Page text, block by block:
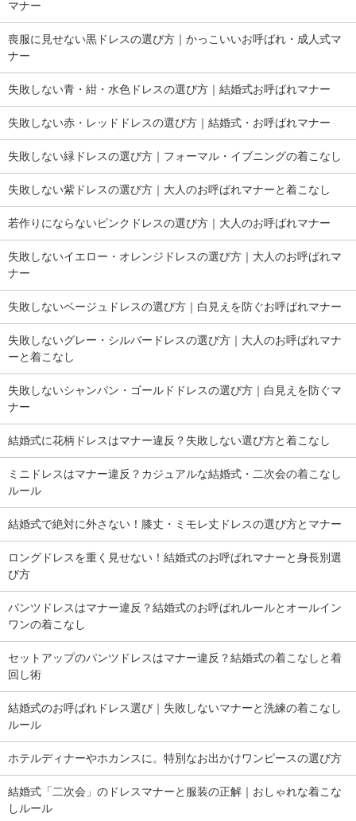
マナー
喪服に見せない黒ドレスの選び方｜かっこいいお呼ばれ・成人式マ
ナー
失敗しない青・紺・水色ドレスの選び方｜結婚式お呼ばれマナー
失敗しない赤・レッドドレスの選び方｜結婚式・お呼ばれマナー
失敗しない緑ドレスの選び方｜フォーマル・イブニングの着こなし
失敗しない紫ドレスの選び方｜大人のお呼ばれマナーと着こなし
若作りにならないピンクドレスの選び方｜大人のお呼ばれマナー
失敗しないイエロー・オレンジドレスの選び方｜大人のお呼ばれマ
ナー
失敗しないベージュドレスの選び方｜白見えを防ぐお呼ばれマナー
失敗しないグレー・シルバードレスの選び方｜大人のお呼ばれマナ
ーと着こなし
失敗しないシャンパン・ゴールドドレスの選び方｜白見えを防ぐマ
ナー
結婚式に花柄ドレスはマナー違反？失敗しない選び方と着こなし
ミニドレスはマナー違反？カジュアルな結婚式・二次会の着こなし
ルール
結婚式で絶対に外さない！膝丈・ミモレ丈ドレスの選び方とマナー
ロングドレスを重く見せない！結婚式のお呼ばれマナーと身長別選
び方
パンツドレスはマナー違反？結婚式のお呼ばれルールとオールイン
ワンの着こなし
セットアップのパンツドレスはマナー違反？結婚式の着こなしと着
回し術
結婚式のお呼ばれドレス選び｜失敗しないマナーと洗練の着こなし
ルール
ホテルディナーやホカンスに。特別なお出かけワンピースの選び方
結婚式「二次会」のドレスマナーと服装の正解｜おしゃれな着こな
しルール